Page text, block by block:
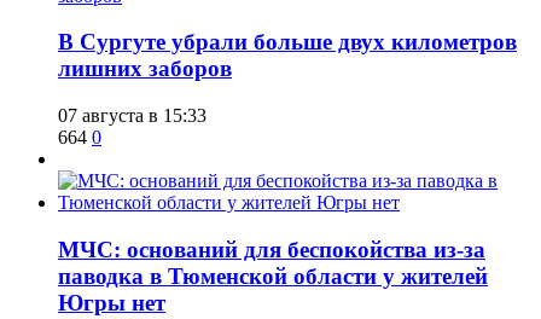
​В Сургуте убрали больше двух километров
лишних заборов
07 августа в 15:33
664 0
​МЧС: оснований для беспокойства из-за
паводка в Тюменской области у жителей
Югры нет